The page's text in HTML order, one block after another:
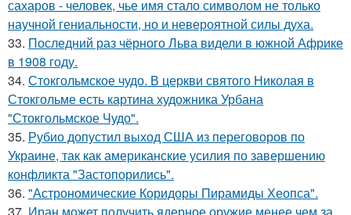
сахаров - человек, чье имя стало символом не только
научной гениальности, но и невероятной силы духа.
33. Последний раз чёрного Льва видели в южной Африке
в 1908 году.
34. Стокгольмское чудо. В церкви святого Николая в
Стокгольме есть картина художника Урбана
"Стокгольмское Чудо".
35. Рубио допустил выход США из переговоров по
Украине, так как американские усилия по завершению
конфликта "Застопорились".
36. "Астрономические Коридоры Пирамиды Хеопса".
37. Иран может получить ядерное оружие менее чем за